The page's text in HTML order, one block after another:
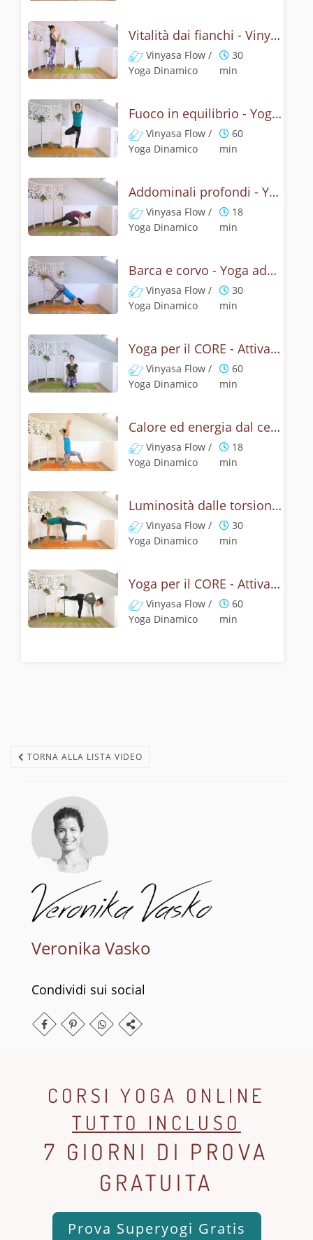
Vitalità dai fianchi - Vinyasa yoga per il core
Vinyasa Flow /
Yoga Dinamico
30
min
Fuoco in equilibrio - Yoga per il CORE
Vinyasa Flow /
Yoga Dinamico
60
min
Addominali profondi - Yoga dinamico
Vinyasa Flow /
Yoga Dinamico
18
min
Barca e corvo - Yoga addominali
Vinyasa Flow /
Yoga Dinamico
30
min
Yoga per il CORE - Attivazione dal centro
Vinyasa Flow /
Yoga Dinamico
60
min
Calore ed energia dal centro - Vinyasa core
Vinyasa Flow /
Yoga Dinamico
18
min
Luminosità dalle torsioni - Yoga dinamico
Vinyasa Flow /
Yoga Dinamico
30
min
Yoga per il CORE - Attivazione dal centro
Vinyasa Flow /
Yoga Dinamico
60
min
TORNA ALLA LISTA VIDEO
Veronika Vasko
Condividi sui social
CORSI YOGA ONLINE
TUTTO INCLUSO
7 GIORNI DI PROVA
GRATUITA
Prova Superyogi Gratis